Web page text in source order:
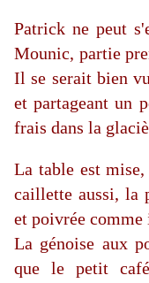
Patrick ne peut
Mounic, partie
Il se serait bien
et partageant un
frais dans la
La table est
caillette aussi, la
et poivrée
La génoise aux
que le petit